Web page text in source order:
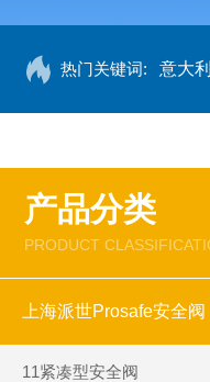
热门关键词: 意大
产品分类
PRODUCT
上海派世Prosafe安全阀
11紧凑型安全阀